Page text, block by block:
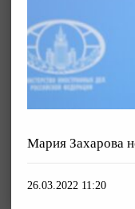
Мария Захарова
26.03.2022 11:20